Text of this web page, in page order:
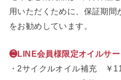
用いただくために、保証期
をお勧めしています。
❷LINE会員様限定オイルサー
・2サイクルオイル補充 ￥